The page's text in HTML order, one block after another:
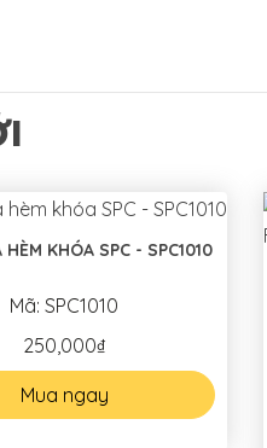
KHÓA SPC - SPC1010
Mã: SPC1010
250,000₫
Mua ngay